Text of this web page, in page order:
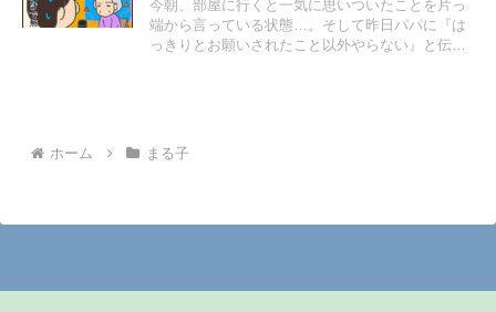
今朝、部屋に行くと一気に思いついたことを片っ
端から言っている状態…。そして昨日パパに『は
っきりとお願いされたこと以外やらない』と伝え
ホーム まる子